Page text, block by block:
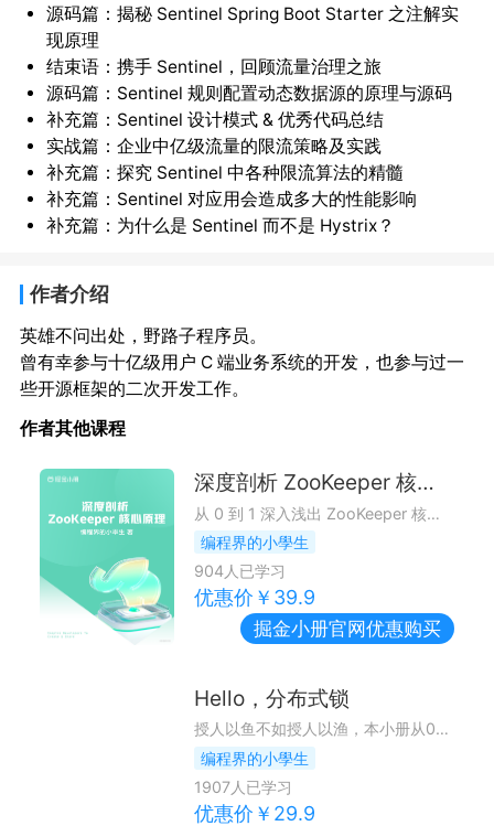
源码篇：揭秘 Sentinel Spring Boot Starter 之注解实
现原理
结束语：携手 Sentinel，回顾流量治理之旅
源码篇：Sentinel 规则配置动态数据源的原理与源码
补充篇：Sentinel 设计模式 & 优秀代码总结
实战篇：企业中亿级流量的限流策略及实践
补充篇：探究 Sentinel 中各种限流算法的精髓
补充篇：Sentinel 对应用会造成多大的性能影响
补充篇：为什么是 Sentinel 而不是 Hystrix？
作者介绍
英雄不问出处，野路子程序员。
曾有幸参与十亿级用户 C 端业务系统的开发，也参与过一
些开源框架的二次开发工作。
作者其他课程
深度剖析 ZooKeeper 核心原理
从 0 到 1 深入浅出 ZooKeeper 核心技术：你不仅会掌握 ZooKeeper 核心设计思想，而且还会对其底层源码有深刻认识，更会学习到一些优秀的代码设计。
编程界的小學生
904人已学习
优惠价￥ 39.9
掘金小册官网优惠购买
Hello，分布式锁
授人以鱼不如授人以渔，本小册从0到1采取图文结合的方式带你彻底掌握分布式锁的设计思想以及核心源码。思想永远大于源码，本小册通过推导式先讲解思想，再带着思想深入到源码。
编程界的小學生
1907人已学习
优惠价￥ 29.9